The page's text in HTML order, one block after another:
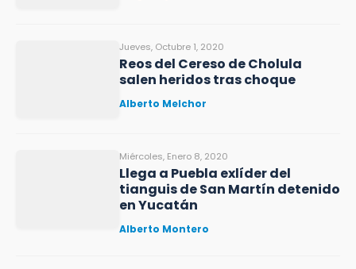
Jueves, Octubre 1, 2020
Reos del Cereso de Cholula
salen heridos tras choque
Alberto Melchor
Miércoles, Enero 8, 2020
Llega a Puebla exlíder del
tianguis de San Martín detenido
en Yucatán
Alberto Montero